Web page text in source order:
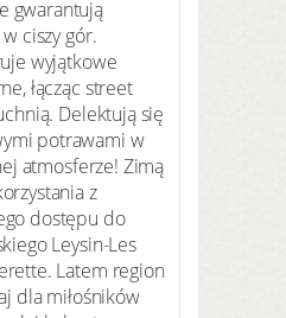
gwarantują
ciszy gór.
wyjątkowe
łącząc street
Delektują się
potrawami w
atmosferze! Zimą
z
dostępu do
Leysin-Les
Latem region
dla miłośników